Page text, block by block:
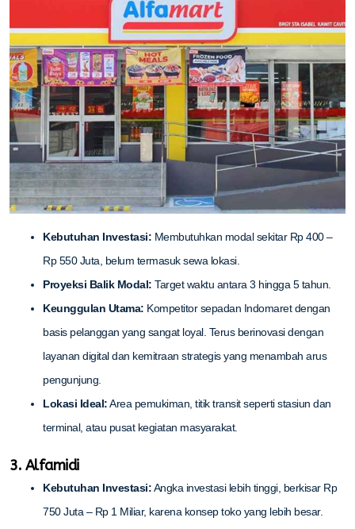
Kebutuhan Investasi: Membutuhkan modal sekitar Rp 400 –
Rp 550 Juta, belum termasuk sewa lokasi.
Proyeksi Balik Modal: Target waktu antara 3 hingga 5 tahun.
Keunggulan Utama: Kompetitor sepadan Indomaret dengan
basis pelanggan yang sangat loyal. Terus berinovasi dengan
layanan digital dan kemitraan strategis yang menambah arus
pengunjung.
Lokasi Ideal:Area pemukiman, titik transit seperti stasiun dan
terminal, atau pusat kegiatan masyarakat.
3. Alfamidi
Kebutuhan Investasi:Angka investasi lebih tinggi, berkisar Rp
750 Juta – Rp 1 Miliar, karena konsep toko yang lebih besar.